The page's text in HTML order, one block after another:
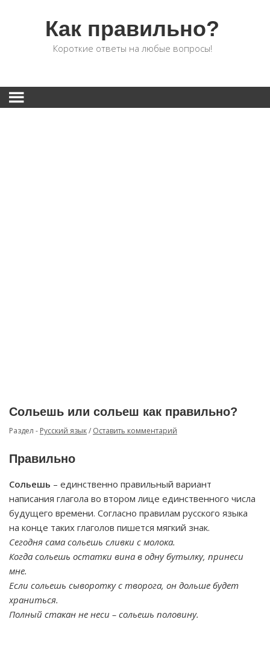
Как правильно?
Короткие ответы на любые вопросы!
Сольешь или сольеш как правильно?
Раздел - Русский язык/ Оставить комментарий
Правильно
Сольешь – единственно правильный вариант
написания глагола во втором лице единственного числа
будущего времени. Согласно правилам русского языка
на конце таких глаголов пишется мягкий знак.
Сегодня сама сольешь сливки с молока.
Когда сольешь остатки вина в одну бутылку, принеси
мне.
Если сольешь сыворотку с творога, он дольше будет
храниться.
Полный стакан не неси – сольешь половину.